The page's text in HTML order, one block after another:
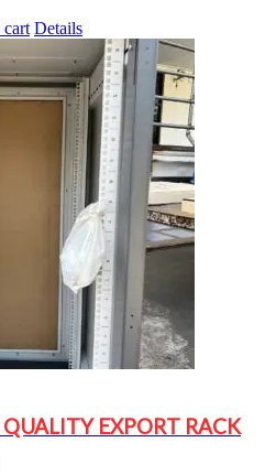
Details
EXPORT RACK